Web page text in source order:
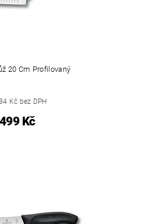
20 Cm Profilovaný
Kč bez DPH
Kč